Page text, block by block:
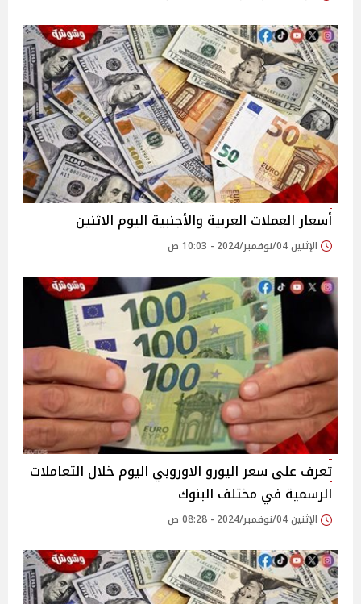
أسعار العملات العربية والأجنبية اليوم الاثنين
الإثنين 04/نوفمبر/2024 - 10:03 ص
تعرف على سعر اليورو الاوروبي اليوم خلال التعاملات
الرسمية في مختلف البنوك
الإثنين 04/نوفمبر/2024 - 08:28 ص